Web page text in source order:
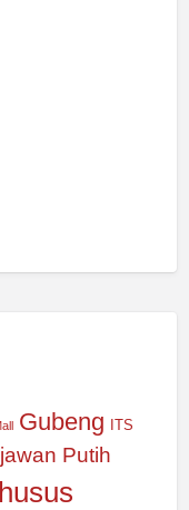
Gubeng ITS
Putih